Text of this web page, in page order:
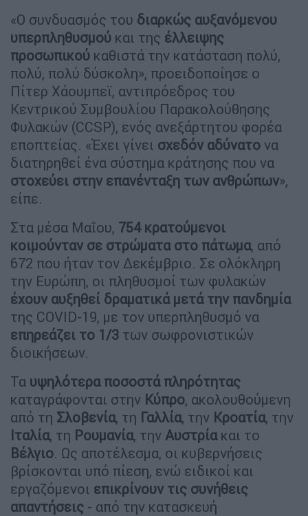
«Ο συνδυασμός του διαρκώς αυξανόμενου
υπερπληθυσμού και της έλλειψης
προσωπικού καθιστά την κατάσταση πολύ,
πολύ, πολύ δύσκολη», προειδοποίησε ο
Πίτερ Χάουμπεϊ, αντιπρόεδρος του
Κεντρικού Συμβουλίου Παρακολούθησης
Φυλακών (CCSP), ενός ανεξάρτητου φορέα
εποπτείας. «Έχει γίνει σχεδόν αδύνατο να
διατηρηθεί ένα σύστημα κράτησης που να
στοχεύει στην επανένταξη των ανθρώπων»,
είπε.
Στα μέσα Μαΐου, 754 κρατούμενοι
κοιμούνταν σε στρώματα στο πάτωμα, από
672 που ήταν τον Δεκέμβριο. Σε ολόκληρη
την Ευρώπη, οι πληθυσμοί των φυλακών
έχουν αυξηθεί δραματικά μετά την πανδημία
της COVID-19, με τον υπερπληθυσμό να
επηρεάζει το 1/3 των σωφρονιστικών
διοικήσεων.
Τα υψηλότερα ποσοστά πληρότητας
καταγράφονται στην Κύπρο, ακολουθούμενη
από τη Σλοβενία, τη Γαλλία, την Κροατία, την
Ιταλία, τη Ρουμανία, την Αυστρίακαι το
Βέλγιο. Ως αποτέλεσμα, οι κυβερνήσεις
βρίσκονται υπό πίεση, ενώ ειδικοί και
εργαζόμενοι επικρίνουν τις συνήθεις
απαντήσεις - από την κατασκευή